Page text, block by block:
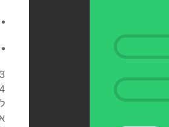
3. (*) מהו מספר ההשוואות המינימלי הנחוץ, במקרה הקשה ביותר, למיון מערך בן 5 איברים שונים?
4. (**) רוצים למיין מערך במספר